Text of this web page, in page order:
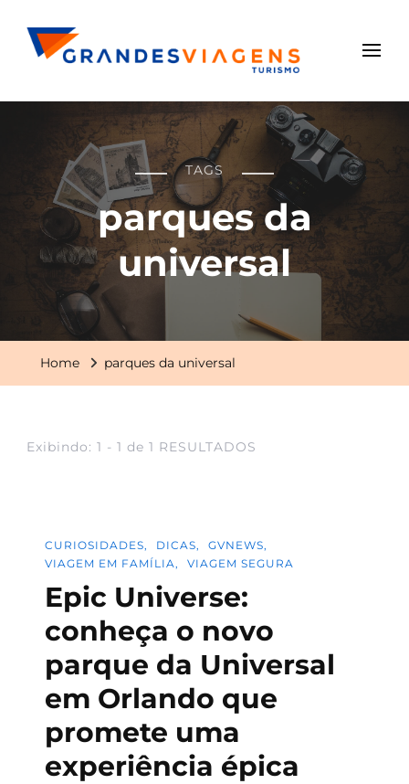
Grandes Viagens
TAGS
parques da
universal
Home parques da universal
Exibindo: 1 - 1 de 1 RESULTADOS
CURIOSIDADES DICAS
GVNEWS
VIAGEM EM FAMÍLIA
VIAGEM SEGURA
Epic Universe:
conheça o novo
parque da Universal
em Orlando que
promete uma
experiência épica